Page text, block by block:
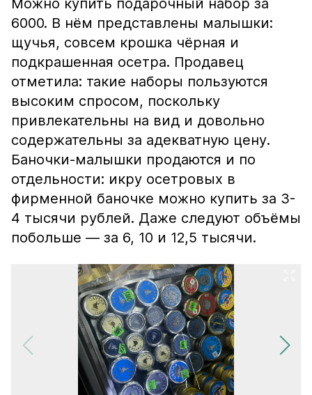
Можно купить подарочный набор за
6000. В нём представлены малышки:
щучья, совсем крошка чёрная и
подкрашенная осетра. Продавец
отметила: такие наборы пользуются
высоким спросом, поскольку
привлекательны на вид и довольно
содержательны за адекватную цену.
Баночки-малышки продаются и по
отдельности: икру осетровых в
фирменной баночке можно купить за 3-
4 тысячи рублей. Даже следуют объёмы
побольше — за 6, 10 и 12,5 тысячи.